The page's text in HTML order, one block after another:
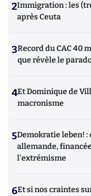
2Immigration : les
après Ceuta
3Record du CAC 40
que révèle le
4Et Dominique de
macronisme
5Demokratie leben!
allemande,
l'extrémisme
6Et si nos craintes